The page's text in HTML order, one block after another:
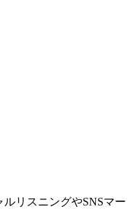
リスニングやSNSマー